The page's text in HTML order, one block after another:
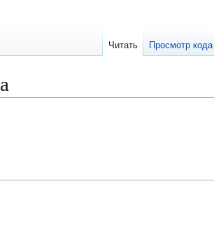
Читать Просмотр кода